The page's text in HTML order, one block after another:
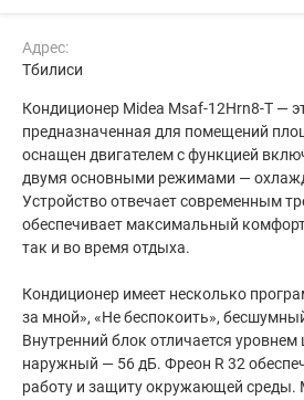
Адрес:
Тбилиси
Кондиционер Midea Msaf-12Hrn8-T —
предназначенная для помещений
оснащен двигателем с функцией
двумя основными режимами —
Устройство отвечает современным
обеспечивает максимальный
так и во время отдыха.
Кондиционер имеет несколько
за мной», «Не беспокоить»,
Внутренний блок отличается
наружный — 56 дБ. Фреон R 32
работу и защиту окружающей среды.